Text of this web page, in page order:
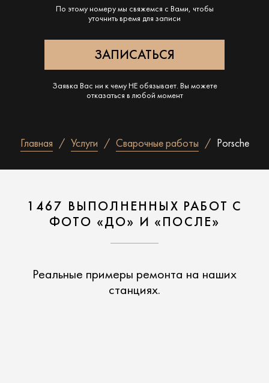
По этому номеру мы свяжемся с Вами, чтобы
уточнить время для записи
Заявка Вас ни к чему НЕ обязывает. Вы можете
отказаться в любой момент
Главная Услуги Сварочные работы Porsche
1467 ВЫПОЛНЕННЫХ РАБОТ С
ФОТО «ДО» И «ПОСЛЕ»
Реальные примеры ремонта на наших
станциях.